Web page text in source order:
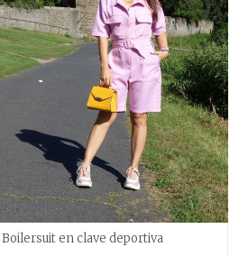
Boilersuit en clave deportiva